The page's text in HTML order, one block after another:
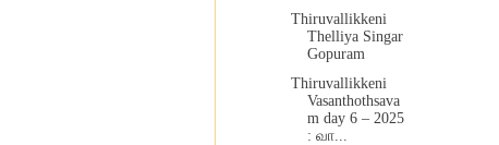
Thiruvallikkeni
Thelliya Singar
Gopuram
Thiruvallikkeni
Vasanthothsava
m day 6 – 2025
: வா...